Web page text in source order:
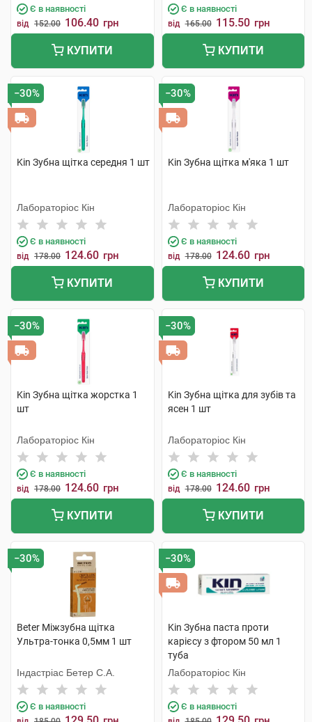
Є в наявності
від 152.00 106.40 грн
КУПИТИ
Є в наявності
від 165.00 115.50 грн
КУПИТИ
−30%
Kin Зубна щітка середня 1 шт
Лабораторіос Кін
Є в наявності
від 178.00 124.60 грн
КУПИТИ
−30%
Kin Зубна щітка м'яка 1 шт
Лабораторіос Кін
Є в наявності
від 178.00 124.60 грн
КУПИТИ
−30%
Kin Зубна щітка жорстка 1
шт
Лабораторіос Кін
Є в наявності
від 178.00 124.60 грн
КУПИТИ
−30%
Kin Зубна щітка для зубів та
ясен 1 шт
Лабораторіос Кін
Є в наявності
від 178.00 124.60 грн
КУПИТИ
−30%
Beter Міжзубна щітка
Ультра-тонка 0,5мм 1 шт
Індастріас Бетер С.А.
Є в наявності
−30%
Kin Зубна паста проти
карієсу з фтором 50 мл 1
туба
Лабораторіос Кін
Є в наявності